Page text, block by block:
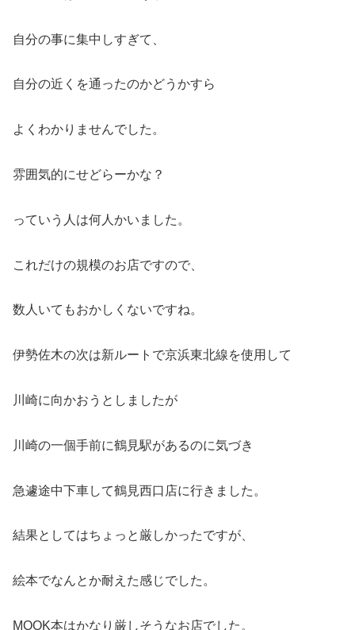
自分の事に集中しすぎて、
自分の近くを通ったのかどうかすら
よくわかりませんでした。
雰囲気的にせどらーかな？
っていう人は何人かいました。
これだけの規模のお店ですので、
数人いてもおかしくないですね。
伊勢佐木の次は新ルートで京浜東北線を使用して
川崎に向かおうとしましたが
川崎の一個手前に鶴見駅があるのに気づき
急遽途中下車して鶴見西口店に行きました。
結果としてはちょっと厳しかったですが、
絵本でなんとか耐えた感じでした。
MOOK本はかなり厳しそうなお店でした。